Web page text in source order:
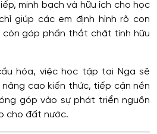
minh bạch và hữu ích cho học
giúp các em định hình rõ con
còn góp phần thắt chặt tình hữu
hóa, việc học tập tại Nga sẽ
nâng cao kiến thức, tiếp cận nền
góp vào sự phát triển nguồn
cho đất nước.